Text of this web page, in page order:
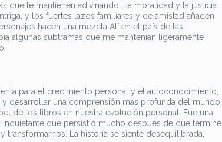
que te mantienen adivinando. La moralidad y la justicia
y los fuertes lazos familiares y de amistad añaden
hacen una mezcla Alí en el país de las
algunas subtramas que me mantenían ligeramente
para el crecimiento personal y el autoconocimiento,
desarrollar una comprensión más profunda del mundo
de los libros en nuestra evolución personal. Fue una
que persistió mucho después de que terminé
La historia se siente desequilibrada,